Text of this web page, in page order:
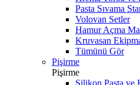
Pasta Sıvama
Volovan Setler
Hamur Açma
Kruvasan
Tümünü Gör
Pişirme
Pişirme
Silikon Pasta ve